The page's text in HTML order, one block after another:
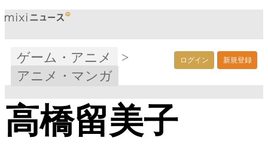
ログイン 新規登録
ゲーム・アニメ
>
アニメ・マンガ
高橋留美子